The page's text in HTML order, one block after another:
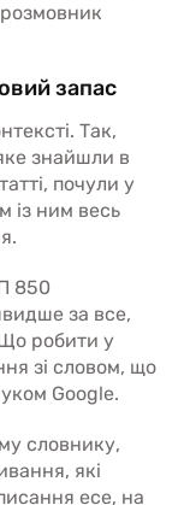
запас
Так,
знайшли в
почули у
із ним весь
850
за все,
робити у
зі словом, що
Google.
словнику,
які
есе, на